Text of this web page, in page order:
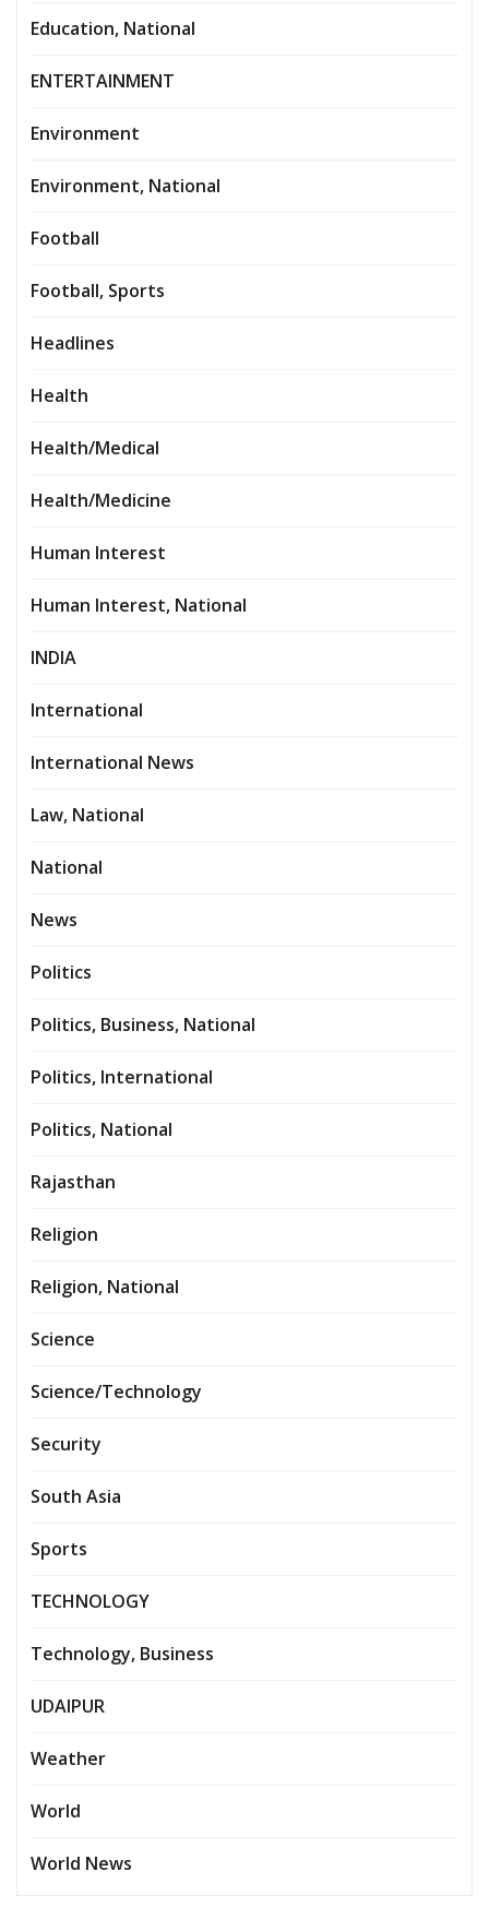
Education, National
ENTERTAINMENT
Environment
Environment, National
Football
Football, Sports
Headlines
Health
Health/Medical
Health/Medicine
Human Interest
Human Interest, National
INDIA
International
International News
Law, National
National
News
Politics
Politics, Business, National
Politics, International
Politics, National
Rajasthan
Religion
Religion, National
Science
Science/Technology
Security
South Asia
Sports
TECHNOLOGY
Technology, Business
UDAIPUR
Weather
World
World News